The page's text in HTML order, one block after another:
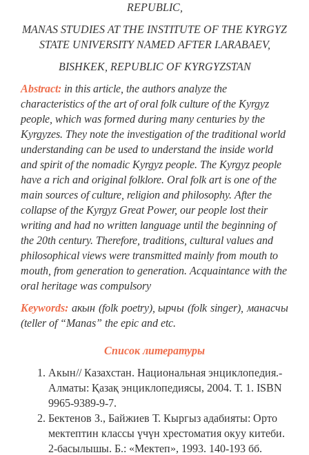
REPUBLIC,
MANAS STUDIES AT THE INSTITUTE OF THE KYRGYZ
STATE UNIVERSITY NAMED AFTER I.ARABAEV,
BISHKEK, REPUBLIC OF KYRGYZSTAN
Abstract: in this article, the authors analyze the
characteristics of the art of oral folk culture of the Kyrgyz
people, which was formed during many centuries by the
Kyrgyzes. They note the investigation of the traditional world
understanding can be used to understand the inside world
and spirit of the nomadic Kyrgyz people. The Kyrgyz people
have a rich and original folklore. Oral folk art is one of the
main sources of culture, religion and philosophy. After the
collapse of the Kyrgyz Great Power, our people lost their
writing and had no written language until the beginning of
the 20th century. Therefore, traditions, cultural values and
philosophical views were transmitted mainly from mouth to
mouth, from generation to generation. Acquaintance with the
oral heritage was compulsory
Keywords: акын (folk poetry), ырчы (folk singer), манасчы
(teller of “Manas” the epic and etc.
Список литературы
Акын// Казахстан. Национальная энциклопедия.-
Алматы: Қазақ энциклопедиясы, 2004. Т. 1. ISBN
9965-9389-9-7.
Бектенов З., Байжиев Т. Кыргыз адабияты: Орто
мектептин классы үчүн хрестоматия окуу китеби.
2-басылышы. Б.: «Мектеп», 1993. 140-193 бб.